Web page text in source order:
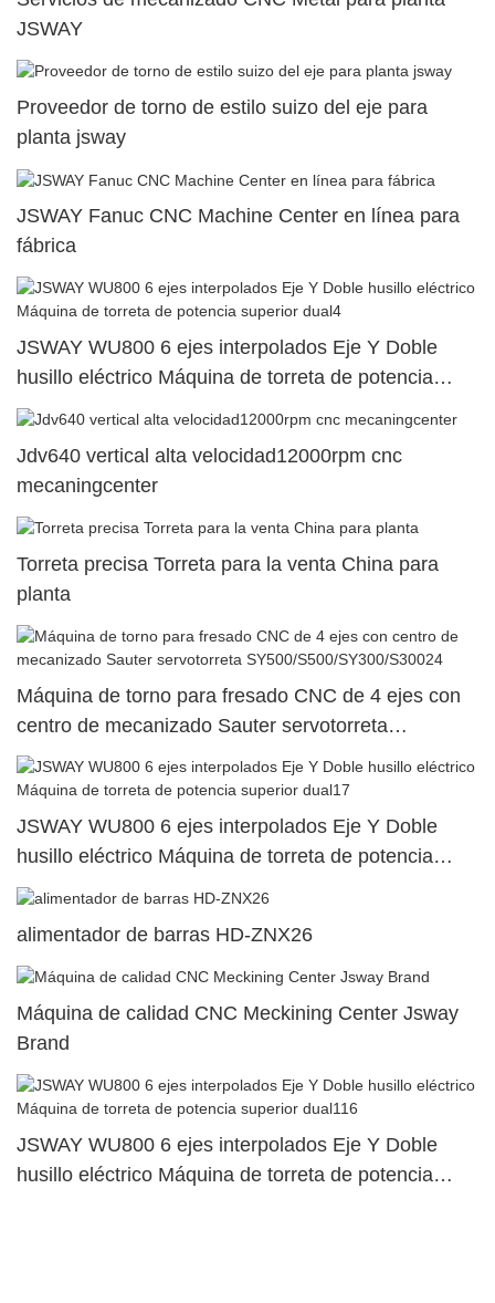
JSWAY
Proveedor de torno de estilo suizo del eje para
planta jsway
JSWAY Fanuc CNC Machine Center en línea para
fábrica
JSWAY WU800 6 ejes interpolados Eje Y Doble
husillo eléctrico Máquina de torreta de potencia
superior dual4
Jdv640 vertical alta velocidad12000rpm cnc
mecaningcenter
Torreta precisa Torreta para la venta China para
planta
Máquina de torno para fresado CNC de 4 ejes con
centro de mecanizado Sauter servotorreta
SY500/S500/SY300/S30024
JSWAY WU800 6 ejes interpolados Eje Y Doble
husillo eléctrico Máquina de torreta de potencia
superior dual17
alimentador de barras HD-ZNX26
Máquina de calidad CNC Meckining Center Jsway
Brand
JSWAY WU800 6 ejes interpolados Eje Y Doble
husillo eléctrico Máquina de torreta de potencia